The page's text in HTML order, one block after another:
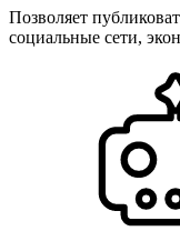
Позволяет
социальные сети,